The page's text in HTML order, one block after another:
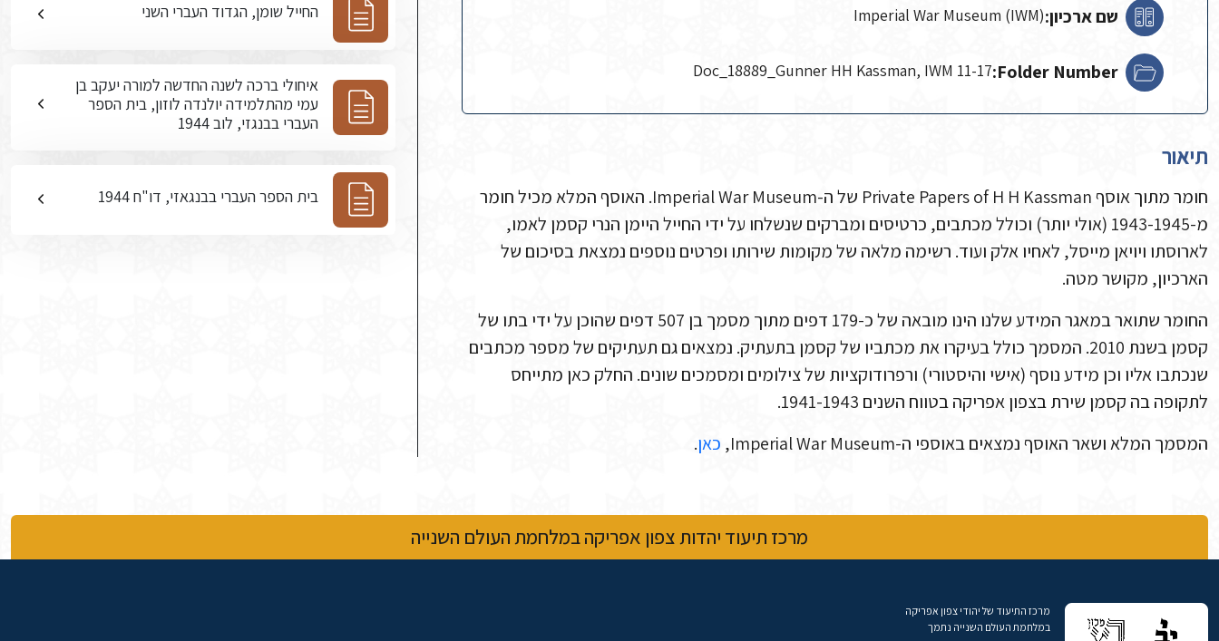
שם ארכיון:Imperial War Museum (IWM)
Folder Number:
Doc_18889_Gunner HH Kassman, IWM 11-17
תיאור
חומר מתוך אוסף Private Papers of H H Kassman של ה-Imperial War Museum. האוסף המלא מכיל חומר
מ-1943-1945 (אולי יותר) וכולל מכתבים, כרטיסים ומברקים שנשלחו על ידי החייל היימן הנרי קסמן לאמו,
לארוסתו ויויאן מייסל, לאחיו אלק ועוד. רשימה מלאה של מקומות שירותו ופרטים נוספים נמצאת בסיכום של
הארכיון, מקושר מטה.
החומר שתואר במאגר המידע שלנו הינו מובאה של כ-179 דפים מתוך מסמך בן 507 דפים שהוכן על ידי בתו של
קסמן בשנת 2010. המסמך כולל בעיקרו את מכתביו של קסמן בתעתיק. נמצאים גם תעתיקים של מספר מכתבים
שנכתבו אליו וכן מידע נוסף (אישי והיסטורי) ורפרודוקציות של צילומים ומסמכים שונים. החלק כאן מתייחס
לתקופה בה קסמן שירת בצפון אפריקה בטווח השנים 1941-1943.
המסמך המלא ושאר האוסף נמצאים באוספי ה-Imperial War Museum,
כאן.
החייל שומן, הגדוד העברי השני
איחולי ברכה לשנה החדשה למורה יעקב בן
עמי מהתלמידה יולנדה לוזון, בית הספר
העברי בבנגזי, לוב 1944
בית הספר העברי בבנגאזי, דו"ח 1944
מרכז תיעוד יהדות צפון אפריקה במלחמת העולם השנייה
מרכז התיעוד של יהודי צפון אפריקה
במלחמת העולם השנייה נתמך